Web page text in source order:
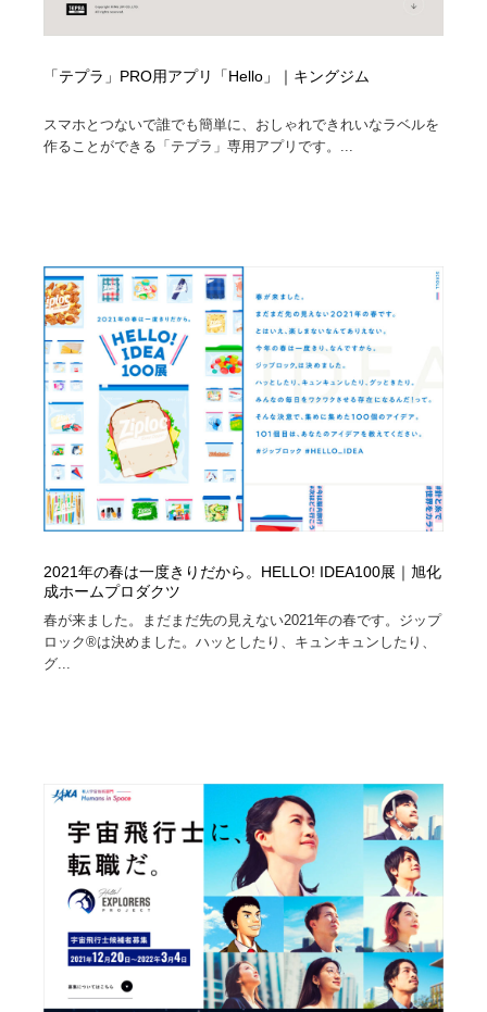
「テプラ」PRO用アプリ「Hello」｜キングジム
スマホとつないで誰でも簡単に、おしゃれできれいなラベルを
作ることができる「テプラ」専用アプリです。...
2021年の春は一度きりだから。HELLO! IDEA100展｜旭化
成ホームプロダクツ
春が来ました。まだまだ先の見えない2021年の春です。ジップ
ロック®は決めました。ハッとしたり、キュンキュンしたり、
グ...